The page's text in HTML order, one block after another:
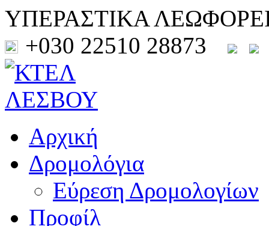
ΥΠΕΡΑΣΤΙΚΑ
+030 22510 28873
Αρχική
Δρομολόγια
Εύρεση Δρομολογίων
Προφίλ